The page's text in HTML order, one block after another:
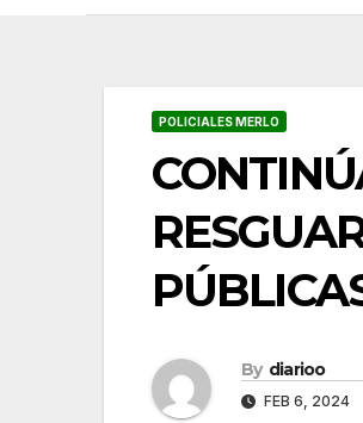
POLICIALES MERLO
By diarioo
FEB 6, 2024